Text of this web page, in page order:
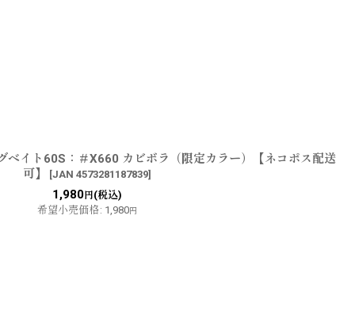
ベイト60S：＃X660 カビボラ（限定カラー）【ネコポス配送
可】
[JAN 4573281187839]
1,980円(税込)
希望小売価格: 1,980円